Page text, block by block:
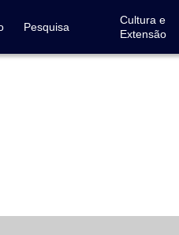
Pesquisa
Cultura e
Extensão